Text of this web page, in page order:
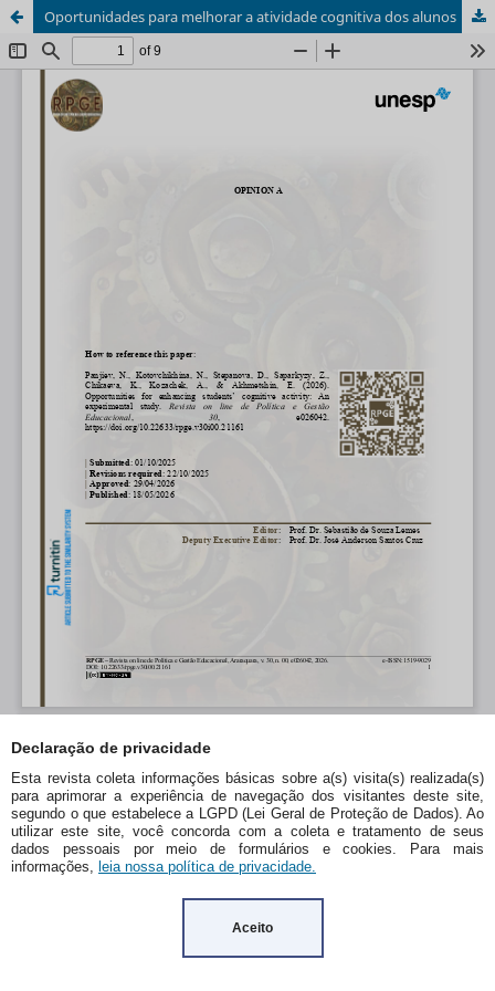
Declaração de privacidade
Esta revista coleta informações básicas sobre a(s) visita(s) realizada(s)
para aprimorar a experiência de navegação dos visitantes deste site,
segundo o que estabelece a LGPD (Lei Geral de Proteção de Dados). Ao
utilizar este site, você concorda com a coleta e tratamento de seus
dados pessoais por meio de formulários e cookies. Para mais
informações, leia nossa política de privacidade.
Aceito
Oportunidades para melhorar a atividade cognitiva dos alunos